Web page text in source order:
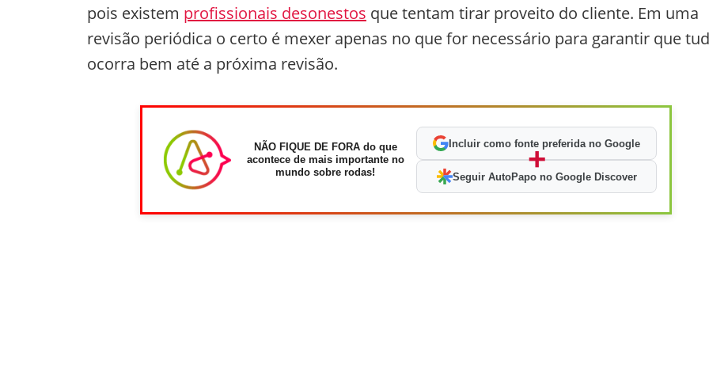
pois existem profissionais desonestos que tentam tirar proveito do cliente. Em uma
revisão periódica o certo é mexer apenas no que for necessário para garantir que
ocorra bem até a próxima revisão.
NÃO FIQUE DE FORA do que
acontece de mais importante no
mundo sobre rodas!
Incluir como fonte preferida no Google
+
Seguir AutoPapo no Google Discover